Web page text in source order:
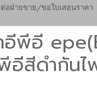
อฝ่ายขาย/ขอใบเสอนราคา
พีอี
อีสีดำกัน